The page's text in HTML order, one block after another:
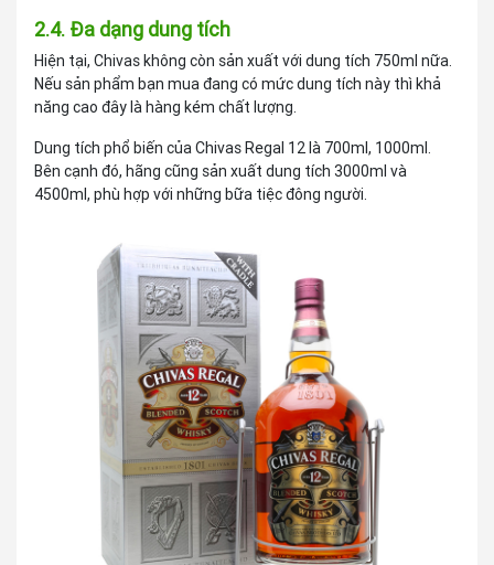
2.4. Đa dạng dung tích
Hiện tại, Chivas không còn sản xuất với dung tích 750ml nữa.
Nếu sản phẩm bạn mua đang có mức dung tích này thì khả
năng cao đây là hàng kém chất lượng.
Dung tích phổ biến của Chivas Regal 12 là 700ml, 1000ml.
Bên cạnh đó, hãng cũng sản xuất dung tích 3000ml và
4500ml, phù hợp với những bữa tiệc đông người.